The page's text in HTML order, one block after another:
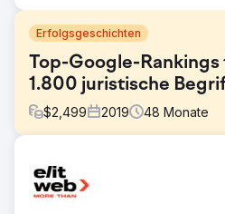
Erfolgsgeschichten
Top-Google-Rankings
1.800 juristische
$2,499 2019 48 Monate
Kotak Law wollte seine Online-
wettbewerbsintensiven